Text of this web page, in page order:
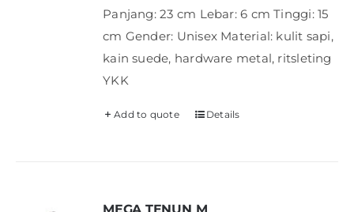
Panjang: 23 cm Lebar: 6 cm Tinggi: 15
cm Gender: Unisex Material: kulit sapi,
kain suede, hardware metal, ritsleting
YKK
Add to quote Details